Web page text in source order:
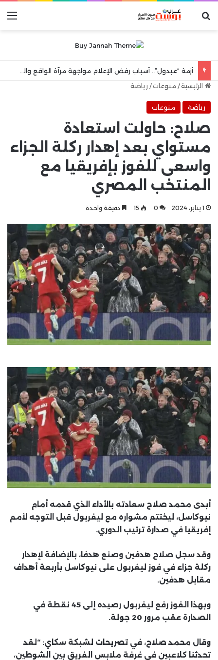
بحث عن
الرئيسية/ منوعات/ رياضة
رياضة منوعات
صلاح: حاولت استعادة
مستواي بعد إهدار ركلة الجزاء
واسعى للفوز بإفريقيا مع
المنتخب المصري
1 يناير، 2024 0
15 دقيقة واحدة
أبدى محمد صلاح سعادته بالأداء الذي قدمه أمام
نيوكاسل، ليختتم مشواره مع ليفربول قبل التوجه لأمم
إفريقيا في صدارة ترتيب الدوري.
وقد سجل صلاح هدفين وصنع هدفا، بالإضافة لإهدار
ركلة جزاء في فوز ليفربول على نيوكاسل بأربعة أهداف
مقابل هدفين.
وبهذا الفوز رفع ليفربول رصيده إلى 45 نقطة في
الصدارة عقب مرور 20 جولة.
وقال محمد صلاح، في تصريحات لشبكة سكاي: “لقد
تحدثنا كلاعبين في غرفة ملابس الفريق بين الشوطين،